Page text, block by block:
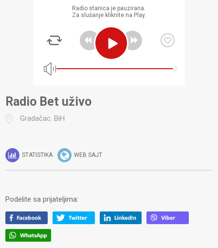
Radio stanica je pauzirana.
Za slušanje kliknite na Play.
Radio Bet uživo
Gradačac,BiH
STATISTIKA WEB SAJT
Podelite sa prijateljima: